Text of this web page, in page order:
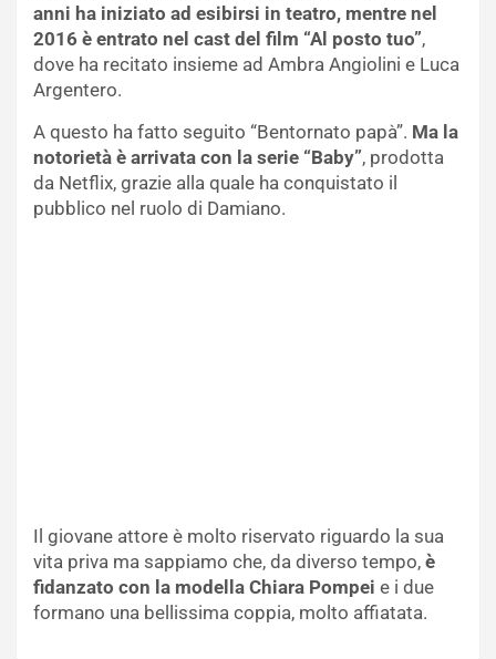
anni ha iniziato ad esibirsi in teatro, mentre nel
2016 è entrato nel cast del film “Al posto tuo”,
dove ha recitato insieme ad Ambra Angiolini e Luca
Argentero.
A questo ha fatto seguito “Bentornato papà”. Ma la
notorietà è arrivata con la serie “Baby”, prodotta
da Netflix, grazie alla quale ha conquistato il
pubblico nel ruolo di Damiano.
Il giovane attore è molto riservato riguardo la sua
vita priva ma sappiamo che, da diverso tempo, è
fidanzato con la modella Chiara Pompei e i due
formano una bellissima coppia, molto affiatata.